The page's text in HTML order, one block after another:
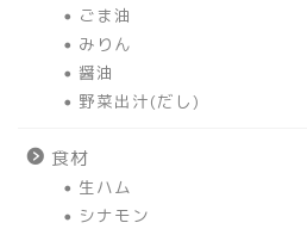
ごま油
みりん
醤油
野菜出汁(だし)
食材
生ハム
シナモン